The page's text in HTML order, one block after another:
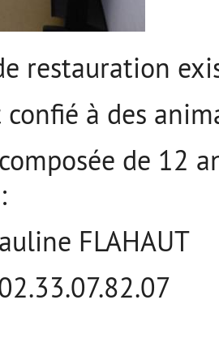
restauration
confié à des
composée de 12
FLAHAUT